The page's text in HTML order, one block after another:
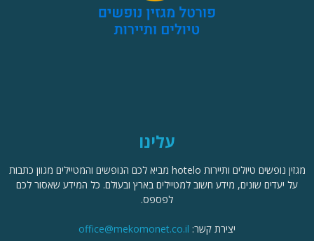
עלינו
מגזין נופשים טיולים ותיירות hotelo מביא לכם הנופשים והמטיילים מגוון כתבות
על יעדים שונים, מידע חשוב למטיילים בארץ ובעולם. כל המידע שאסור לכם
לפספס.
יצירת קשר: office@mekomonet.co.il